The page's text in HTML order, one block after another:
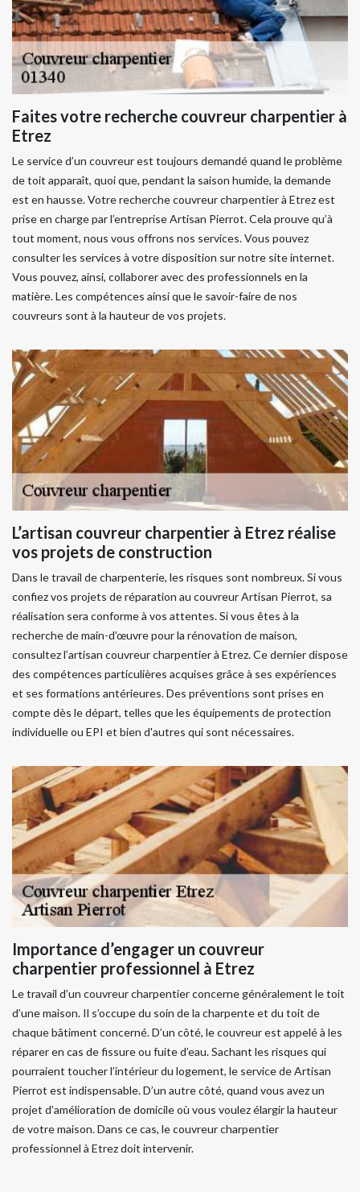
Faites votre recherche couvreur charpentier à
Etrez
Le service d’un couvreur est toujours demandé quand le problème
de toit apparaît, quoi que, pendant la saison humide, la demande
est en hausse. Votre recherche couvreur charpentier à Etrez est
prise en charge par l’entreprise Artisan Pierrot. Cela prouve qu’à
tout moment, nous vous offrons nos services. Vous pouvez
consulter les services à votre disposition sur notre site internet.
Vous pouvez, ainsi, collaborer avec des professionnels en la
matière. Les compétences ainsi que le savoir-faire de nos
couvreurs sont à la hauteur de vos projets.
L’artisan couvreur charpentier à Etrez réalise
vos projets de construction
Dans le travail de charpenterie, les risques sont nombreux. Si vous
confiez vos projets de réparation au couvreur Artisan Pierrot, sa
réalisation sera conforme à vos attentes. Si vous êtes à la
recherche de main-d’œuvre pour la rénovation de maison,
consultez l’artisan couvreur charpentier à Etrez. Ce dernier dispose
des compétences particulières acquises grâce à ses expériences
et ses formations antérieures. Des préventions sont prises en
compte dès le départ, telles que les équipements de protection
individuelle ou EPI et bien d'autres qui sont nécessaires.
Importance d’engager un couvreur
charpentier professionnel à Etrez
Le travail d’un couvreur charpentier concerne généralement le toit
d’une maison. Il s’occupe du soin de la charpente et du toit de
chaque bâtiment concerné. D’un côté, le couvreur est appelé à les
réparer en cas de fissure ou fuite d’eau. Sachant les risques qui
pourraient toucher l’intérieur du logement, le service de Artisan
Pierrot est indispensable. D’un autre côté, quand vous avez un
projet d’amélioration de domicile où vous voulez élargir la hauteur
de votre maison. Dans ce cas, le couvreur charpentier
professionnel à Etrez doit intervenir.